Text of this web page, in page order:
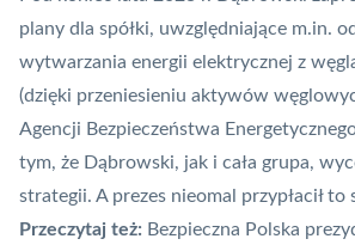
plany dla spółki, uwzględniające m.in.
wytwarzania energii elektrycznej z
(dzięki przeniesieniu aktywów
Agencji Bezpieczeństwa
tym, że Dąbrowski, jak i cała grupa,
strategii. A prezes nieomal przypłacił
Przeczytaj też: Bezpieczna Polska